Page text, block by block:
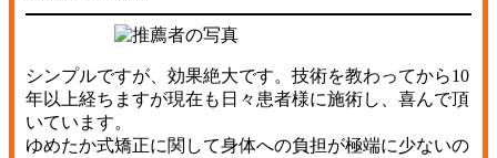
シンプルですが、効果絶大です。技術を教わってから10
年以上経ちますが現在も日々患者様に施術し、喜んで頂
いています。
ゆめたか式矯正に関して身体への負担が極端に少ないの